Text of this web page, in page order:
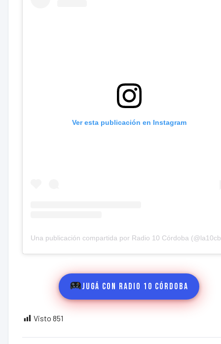
Ver esta publicación en Instagram
Una publicación compartida por Radio 10 Córdoba
Jugá con Radio 10 Córdoba
Visto 851